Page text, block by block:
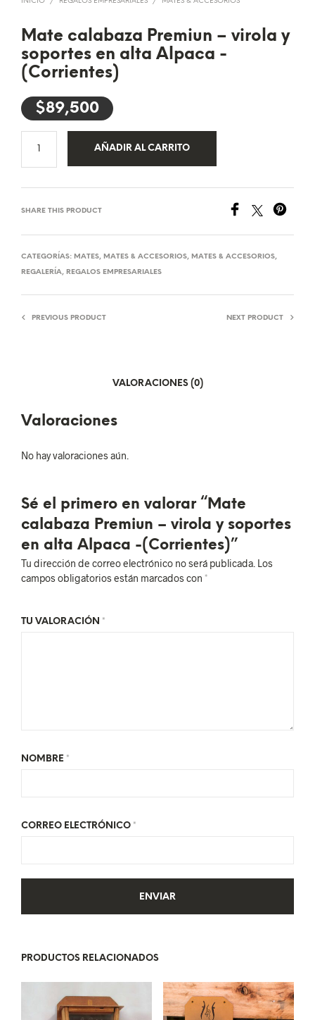
Mate calabaza Premiun – virola y
soportes en alta Alpaca -
(Corrientes)
$89,500
AÑADIR AL CARRITO
SHARE THIS PRODUCT
CATEGORÍAS: MATES, MATES & ACCESORIOS, MATES & ACCESORIOS,
REGALERÍA, REGALOS EMPRESARIALES
PREVIOUS PRODUCT NEXT PRODUCT
VALORACIONES (0)
Valoraciones
No hay valoraciones aún.
Sé el primero en valorar “Mate
calabaza Premiun – virola y soportes
en alta Alpaca -(Corrientes)”
Tu dirección de correo electrónico no será publicada. Los
campos obligatorios están marcados con *
TU VALORACIÓN *
NOMBRE *
CORREO ELECTRÓNICO *
PRODUCTOS RELACIONADOS